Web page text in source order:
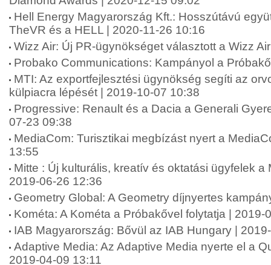
Hell Energy Magyarország Kft.: Hosszútávú
TheVR és a HELL | 2020-11-26 10:16
Wizz Air: Új PR-ügynökséget választott a Wizz
Probako Communications: Kampányol a
MTI: Az exportfejlesztési ügynökség segíti az
külpiacra lépését | 2019-10-07 10:38
Progressive: Renault és a Dacia a Generali
07-23 09:38
MediaCom: Turisztikai megbízást nyert a
13:55
Mitte : Új kulturális, kreatív és oktatási ügyfelek a
2019-06-26 12:36
Geometry Global: A Geometry díjnyertes
Kométa: A Kométa a Próbakővel folytatja | 2019-
IAB Magyarország: Bővül az IAB Hungary |
Adaptive Media: Az Adaptive Media nyerte el a
2019-04-09 13:11